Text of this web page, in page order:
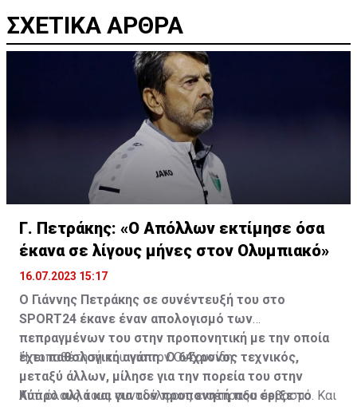
ΣΧΕΤΙΚΑ ΑΡΘΡΑ
Γ. Πετράκης: «Ο Απόλλων εκτίμησε όσα
έκανα σε λίγους μήνες στον Ολυμπιακό»
16.07.2023 15:17
Ο Γιάννης Πετράκης σε συνέντευξή του στο
SPORT24 έκανε έναν απολογισμό των
πεπραγμένων του στην προπονητική με την οποία
έχει παθολογική αγάπη. Ο 64χρονος τεχνικός,
μεταξύ άλλων, μίλησε για την πορεία του στην
Κύπρο αλλά και για τον προπονητή που έριξε το
Η τοποθέτησή του για τον Ουζουνίδη:
Από όλους τους συναδέλφους εισέπραξα σεβασμό. Και